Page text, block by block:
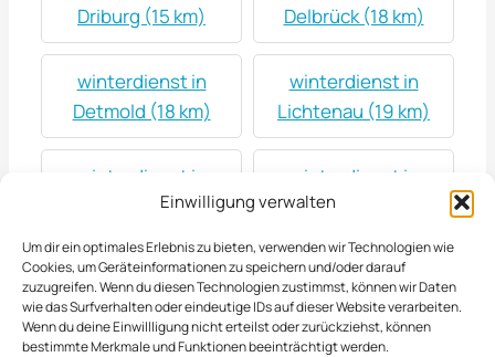
Einwilligung verwalten
Um dir ein optimales Erlebnis zu bieten, verwenden wir Technologien wie
Cookies, um Geräteinformationen zu speichern und/oder darauf
zuzugreifen. Wenn du diesen Technologien zustimmst, können wir Daten
wie das Surfverhalten oder eindeutige IDs auf dieser Website verarbeiten.
Wenn du deine Einwillligung nicht erteilst oder zurückziehst, können
bestimmte Merkmale und Funktionen beeinträchtigt werden.
Driburg (15 km)
Delbrück (18 km)
winterdienst in
Detmold (18 km)
winterdienst in
Lichtenau (19 km)
winterdienst in
Salzkotten (19 km)
winterdienst in
Steinheim (21 km)
winterdienst in
Oerlinghausen (22
km)
winterdienst in Lage
(23 km)